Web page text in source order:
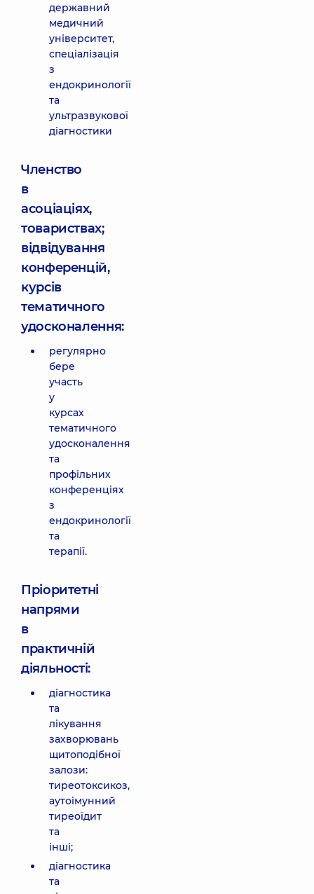
державний
медичний
університет,
спеціалізація
з
ендокринології
та
ультразвукової
діагностики
Членство
в
асоціаціях,
товариствах;
відвідування
конференцій,
курсів
тематичного
удосконалення:
регулярно
бере
участь
у
курсах
тематичного
удосконалення
та
профільних
конференціях
з
ендокринології
та
терапії.
Пріоритетні
напрями
в
практичній
діяльності:
діагностика
та
лікування
захворювань
щитоподібної
залози:
тиреотоксикоз,
аутоімунний
тиреоїдит
та
інші;
діагностика
та